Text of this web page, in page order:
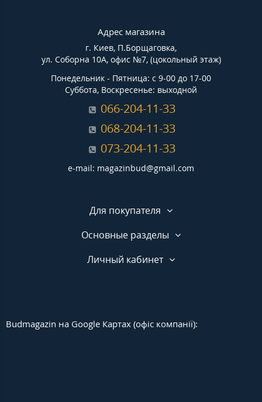
Адрес магазина
г. Киев, П.Борщаговка,
ул. Соборна 10А, офис №7, (цокольный этаж)
Понедельник - Пятница: с 9-00 до 17-00
Суббота, Воскресенье: выходной
066-204-11-33
068-204-11-33
073-204-11-33
e-mail: magazinbud@gmail.com
Для покупателя
Основные разделы
Личный кабинет
Budmagazin на Google Картах (офіс компанії):